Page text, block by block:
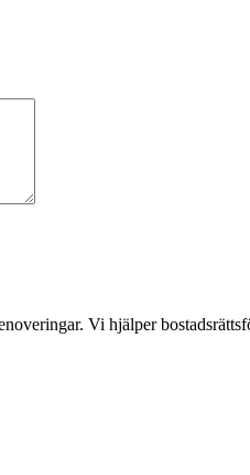
Vi hjälper